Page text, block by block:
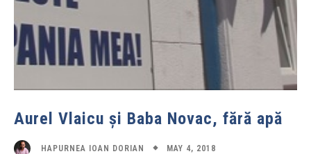
Aurel Vlaicu și Baba Novac, fără apă
HAPURNEA IOAN DORIAN MAY 4, 2018